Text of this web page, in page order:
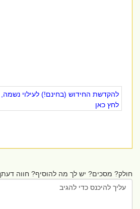
להקדשת החידוש (בחינם!) לעילוי נשמה,
לחץ כאן
חולק? מסכים? יש לך מה להוסיף? חווה דעתך